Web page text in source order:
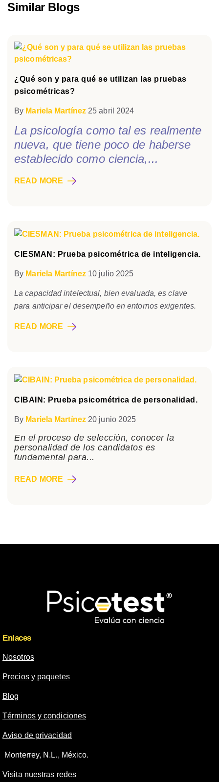
Similar Blogs
¿Qué son y para qué se utilizan las pruebas
psicométricas?
By Mariela Martínez 25 abril 2024
La psicología como tal es realmente
nueva, que tiene poco de haberse
establecido como ciencia,...
READ MORE
CIESMAN: Prueba psicométrica de inteligencia.
By Mariela Martínez 10 julio 2025
La capacidad intelectual, bien evaluada, es clave
para anticipar el desempeño en entornos exigentes.
READ MORE
CIBAIN: Prueba psicométrica de personalidad.
By Mariela Martínez 20 junio 2025
En el proceso de selección, conocer la
personalidad de los candidatos es
fundamental para...
READ MORE
Enlaces
Nosotros
Precios y paquetes
Blog
Términos y condiciones
Aviso de privacidad
Monterrey, N.L., México.
Visita nuestras redes